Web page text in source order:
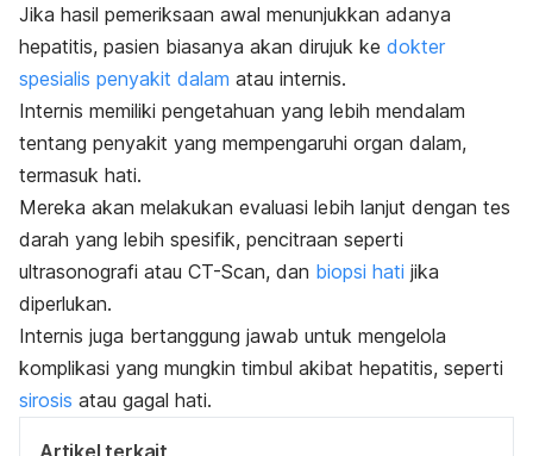
Jika hasil pemeriksaan awal menunjukkan adanya
hepatitis, pasien biasanya akan dirujuk ke dokter
spesialis penyakit dalam atau internis.
Internis memiliki pengetahuan yang lebih mendalam
tentang penyakit yang mempengaruhi organ dalam,
termasuk hati.
Mereka akan melakukan evaluasi lebih lanjut dengan tes
darah yang lebih spesifik, pencitraan seperti
ultrasonografi atau CT-Scan, dan biopsi hati jika
diperlukan.
Internis juga bertanggung jawab untuk mengelola
komplikasi yang mungkin timbul akibat hepatitis, seperti
sirosis atau gagal hati.